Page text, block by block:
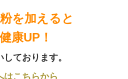
を加えると
康UP！
ております。
はこちらから